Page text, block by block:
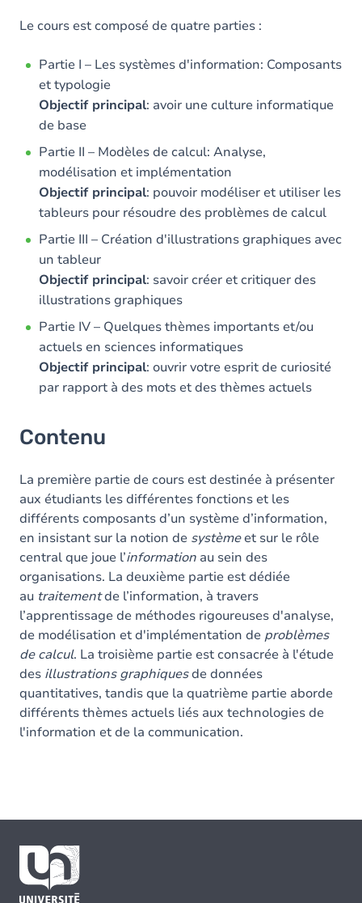
Le cours est composé de quatre parties :
Partie I – Les systèmes d'information: Composants
et typologie
Objectif principal: avoir une culture informatique
de base
Partie II – Modèles de calcul: Analyse,
modélisation et implémentation
Objectif principal: pouvoir modéliser et utiliser les
tableurs pour résoudre des problèmes de calcul
Partie III – Création d'illustrations graphiques avec
un tableur
Objectif principal: savoir créer et critiquer des
illustrations graphiques
Partie IV – Quelques thèmes importants et/ou
actuels en sciences informatiques
Objectif principal: ouvrir votre esprit de curiosité
par rapport à des mots et des thèmes actuels
Contenu
La première partie de cours est destinée à présenter
aux étudiants les différentes fonctions et les
différents composants d’un système d’information,
en insistant sur la notion de systèmeet sur le rôle
central que joue l’information au sein des
organisations. La deuxième partie est dédiée
au traitementde l’information, à travers
l’apprentissage de méthodes rigoureuses d'analyse,
de modélisation et d'implémentation de problèmes
de calcul. La troisième partie est consacrée à l'étude
des illustrations graphiquesde données
quantitatives, tandis que la quatrième partie aborde
différents thèmes actuels liés aux technologies de
l'information et de la communication.